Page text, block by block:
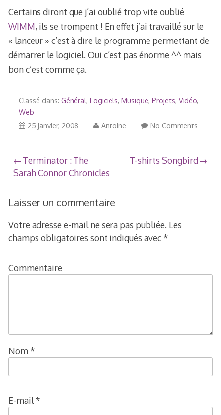
Certains diront que j’ai oublié trop vite oublié
WIMM, ils se trompent ! En effet j’ai travaillé sur le
« lanceur » c’est à dire le programme permettant de
démarrer le logiciel. Oui c’est pas énorme ^^ mais
bon c’est comme ça.
Classé dans: Général, Logiciels, Musique, Projets, Vidéo,
Web
25 janvier, 200827
Antoine No Comments
Navigation
de
l’article
Terminator : The
Sarah Connor Chronicles
T-shirts Songbird
Laisser un commentaire
Votre adresse e-mail ne sera pas publiée. Les
champs obligatoires sont indiqués avec *
Commentaire
Nom *
E-mail*